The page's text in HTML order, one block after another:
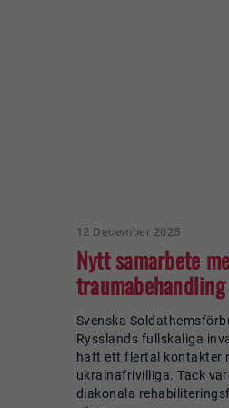
12 December 2025
Nytt samarbete
traumabehandling
Svenska
Rysslands fullskaliga
haft ett flertal kontakter
ukrainafrivilliga. Tack
diakonala